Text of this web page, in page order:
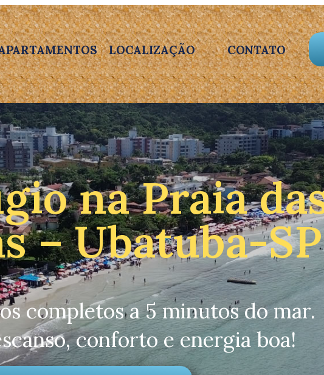
LOCALIZAÇÃO CONTATO
na Praia
– Ubatuba-SP
completos a 5 minutos do mar.
conforto e energia boa!